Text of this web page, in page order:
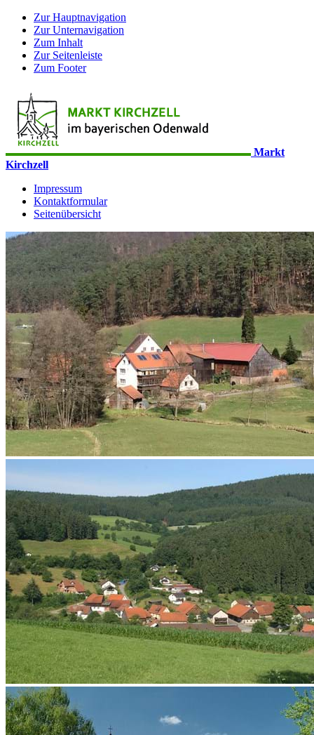
Zur Hauptnavigation
Zur Unternavigation
Zum Inhalt
Zur Seitenleiste
Zum Footer
Markt
Kirchzell
Impressum
Kontaktformular
Seitenübersicht